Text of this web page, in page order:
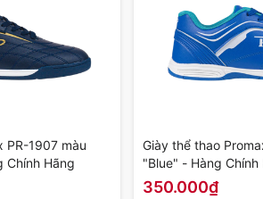
PR-1907 màu
Chính Hãng
Giày thể thao
"Blue" - Hàng Chính
350.000₫